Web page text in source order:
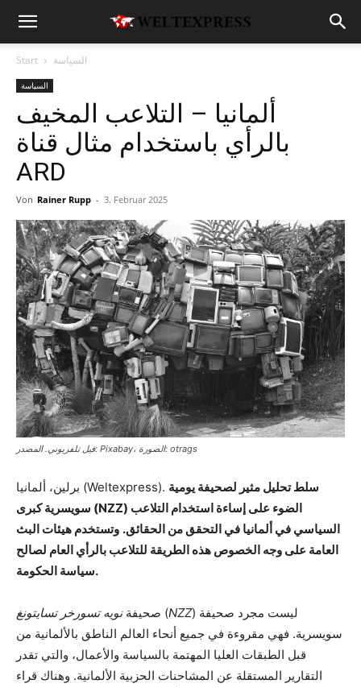
Start السياسة
السياسة
ألمانيا – التلاعب المخيف
بالرأي باستخدام مثال قناة
ARD
Von Rainer Rupp - 3. Februar 2025
فيل تلفزيوني. المصدر: Pixabay، الصورة: otrags
برلين، ألمانيا (Weltexpress). سلط تحليل مثير لصحيفة يومية
سويسرية كبرى (NZZ) الضوء على إساءة استخدام التلاعب
السياسي في ألمانيا في التحقق من الحقائق. وتستخدم هيئات البث
العامة على وجه الخصوص هذه الطريقة للتلاعب بالرأي العام لصالح
سياسة الحكومة.
صحيفةنويه تسورخر تسايتونغ (NZZ) ليست مجرد صحيفة
سويسرية. فهي مقروءة في جميع أنحاء العالم الناطق بالألمانية من
قبل الطبقات العليا المهتمة بالسياسة والأعمال، والتي تقدر
التقارير المستقلة عن المشاحنات الحزبية الألمانية. وهناك قراء